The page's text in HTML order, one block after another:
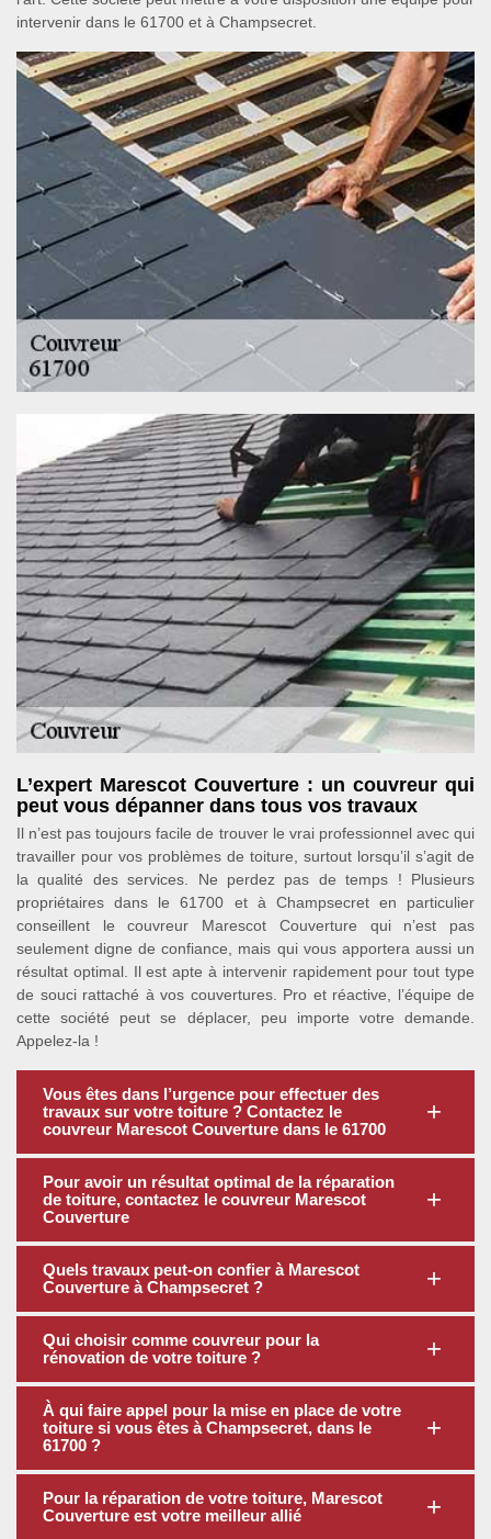
intervenir dans le 61700 et à Champsecret.
L’expert Marescot Couverture : un couvreur qui
peut vous dépanner dans tous vos travaux
Il n’est pas toujours facile de trouver le vrai professionnel avec qui
travailler pour vos problèmes de toiture, surtout lorsqu’il s’agit de
la qualité des services. Ne perdez pas de temps ! Plusieurs
propriétaires dans le 61700 et à Champsecret en particulier
conseillent le couvreur Marescot Couverture qui n’est pas
seulement digne de confiance, mais qui vous apportera aussi un
résultat optimal. Il est apte à intervenir rapidement pour tout type
de souci rattaché à vos couvertures. Pro et réactive, l’équipe de
cette société peut se déplacer, peu importe votre demande.
Appelez-la !
Vous êtes dans l’urgence pour effectuer des
travaux sur votre toiture ? Contactez le
couvreur Marescot Couverture dans le 61700
Pour avoir un résultat optimal de la réparation
de toiture, contactez le couvreur Marescot
Couverture
Quels travaux peut-on confier à Marescot
Couverture à Champsecret ?
Qui choisir comme couvreur pour la
rénovation de votre toiture ?
À qui faire appel pour la mise en place de votre
toiture si vous êtes à Champsecret, dans le
61700 ?
Pour la réparation de votre toiture, Marescot
Couverture est votre meilleur allié